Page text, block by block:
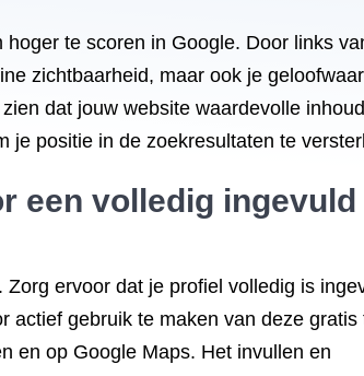
te scoren in Google. Door links
zichtbaarheid, maar ook je
dat jouw website waardevolle
je positie in de zoekresultaten te
een volledig ingevuld
ervoor dat je profiel volledig is
actief gebruik te maken van deze gratis
en op Google Maps. Het invullen en